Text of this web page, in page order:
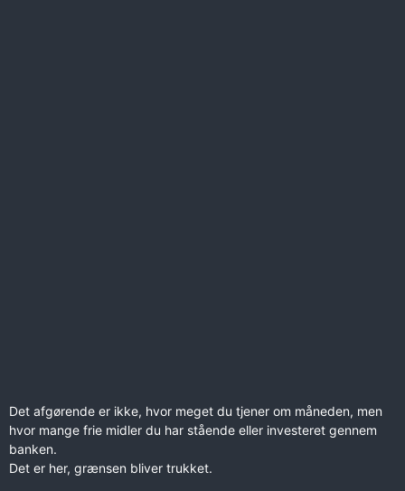
Det afgørende er ikke, hvor meget du tjener om måneden, men
hvor mange frie midler du har stående eller investeret gennem
banken.
Det er her, grænsen bliver trukket.